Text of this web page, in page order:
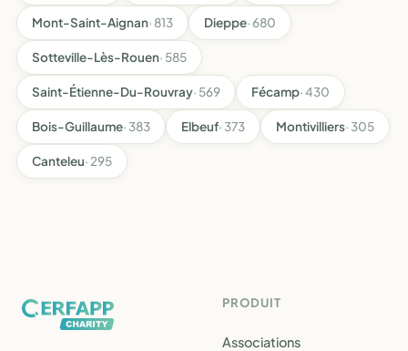
Mont-Saint-Aignan· 813 Dieppe· 680
Sotteville-Lès-Rouen· 585
Saint-Étienne-Du-Rouvray· 569 Fécamp· 430
Bois-Guillaume· 383 Elbeuf· 373 Montivilliers· 305
Canteleu· 295
PRODUIT
Associations